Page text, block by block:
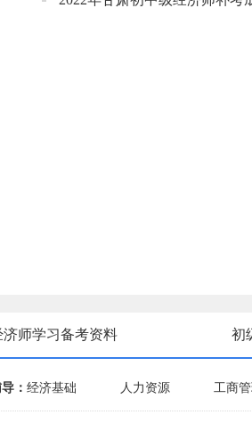
济师学习备考资料 初
： 经济基础 人力资源 工商